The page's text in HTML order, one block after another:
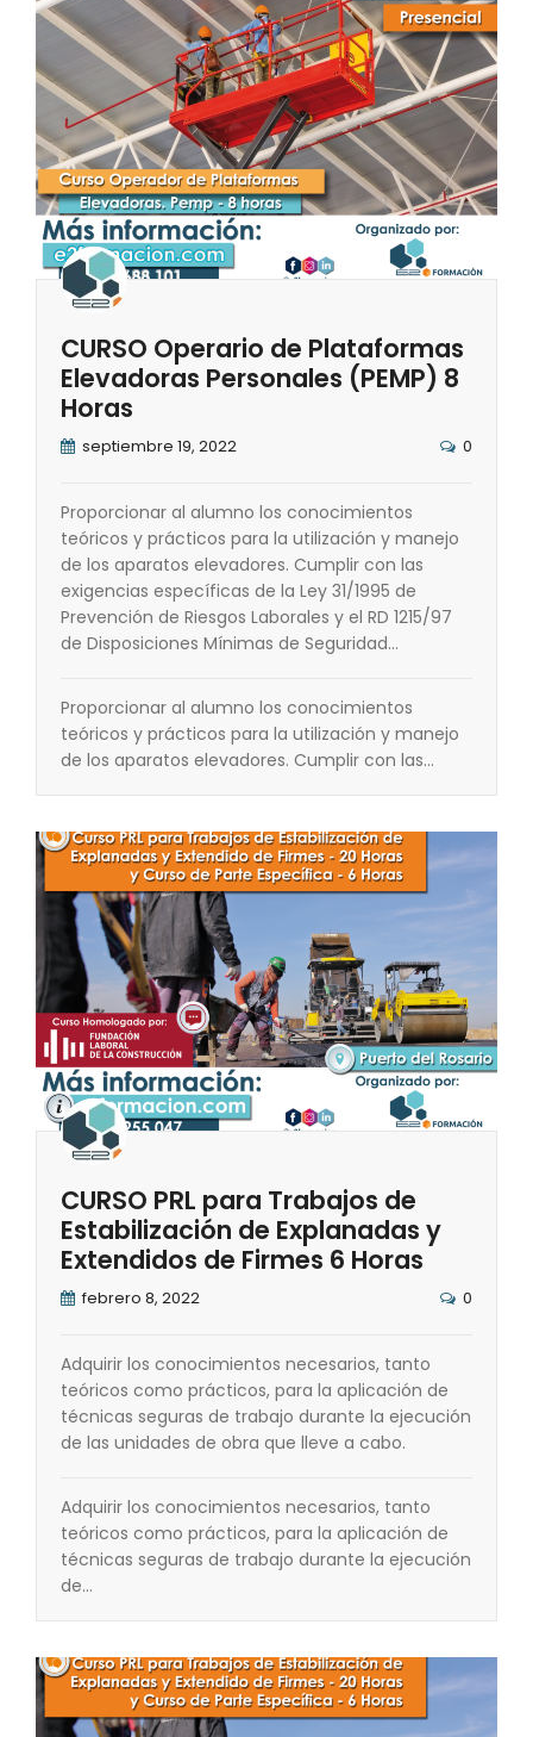
CURSO Operario de Plataformas
Elevadoras Personales (PEMP) 8
Horas
septiembre 19, 2022 0
Proporcionar al alumno los conocimientos
teóricos y prácticos para la utilización y manejo
de los aparatos elevadores. Cumplir con las
exigencias específicas de la Ley 31/1995 de
Prevención de Riesgos Laborales y el RD 1215/97
de Disposiciones Mínimas de Seguridad…
Proporcionar al alumno los conocimientos
teóricos y prácticos para la utilización y manejo
de los aparatos elevadores. Cumplir con las…
CURSO PRL para Trabajos de
Estabilización de Explanadas y
Extendidos de Firmes 6 Horas
febrero 8, 2022 0
Adquirir los conocimientos necesarios, tanto
teóricos como prácticos, para la aplicación de
técnicas seguras de trabajo durante la ejecución
de las unidades de obra que lleve a cabo.
Adquirir los conocimientos necesarios, tanto
teóricos como prácticos, para la aplicación de
técnicas seguras de trabajo durante la ejecución
de…